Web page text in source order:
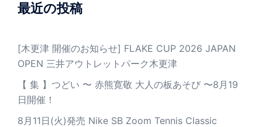
最近の投稿
[木更津 開催のお知らせ] FLAKE CUP 2026 JAPAN
OPEN 三井アウトレットパーク木更津
【 集 】つどい 〜 赤熊寛敬 大人の板あそび 〜8月19
日開催！
8月11日(火)発売 Nike SB Zoom Tennis Classic